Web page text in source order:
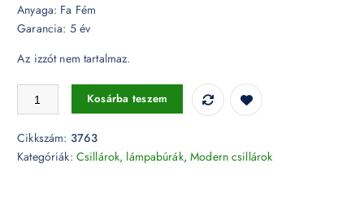
Anyaga: Fa Fém
Garancia: 5 év
Az izzót nem tartalmaz.
Modern fehér csillár - 3763 mennyiség
Kosárba teszem
Cikkszám: 3763
Kategóriák: Csillárok, lámpabúrák,Modern csillárok